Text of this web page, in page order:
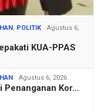
, POLITIK
Agustus 6,
KUA-PPAS
Agustus 6, 2026
Penanganan Kor…